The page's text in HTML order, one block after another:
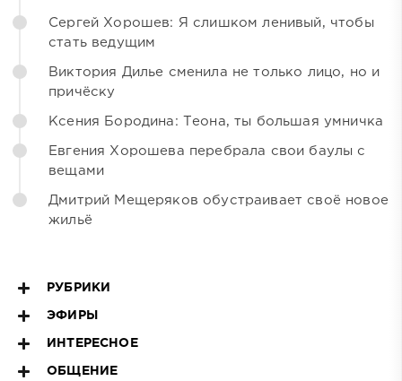
Сергей Хорошев: Я слишком ленивый, чтобы
стать ведущим
Виктория Дилье сменила не только лицо, но и
причёску
Ксения Бородина: Теона, ты большая умничка
Евгения Хорошева перебрала свои баулы с
вещами
Дмитрий Мещеряков обустраивает своё новое
жильё
РУБРИКИ
ЭФИРЫ
ИНТЕРЕСНОЕ
ОБЩЕНИЕ